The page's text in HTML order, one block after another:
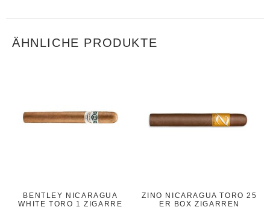
ÄHNLICHE PRODUKTE
BENTLEY NICARAGUA
WHITE TORO 1 ZIGARRE
ZINO NICARAGUA TORO 25
ER BOX ZIGARREN